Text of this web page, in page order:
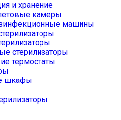
и хранение
камеры
машины
стерилизаторы
термостаты
шкафы